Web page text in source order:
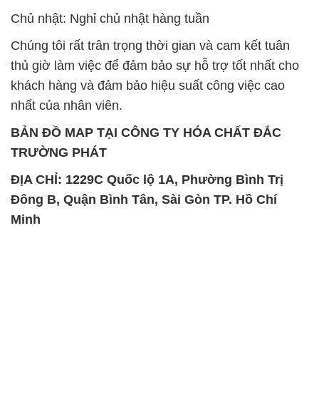
Chủ nhật: Nghỉ chủ nhật hàng tuần
Chúng tôi rất trân trọng thời gian và cam kết tuân
thủ giờ làm việc để đảm bảo sự hỗ trợ tốt nhất cho
khách hàng và đảm bảo hiệu suất công việc cao
nhất của nhân viên.
BẢN ĐỒ MAP TẠI CÔNG TY HÓA CHẤT ĐẮC
TRƯỜNG PHÁT
ĐỊA CHỈ: 1229C Quốc lộ 1A, Phường Bình Trị
Đông B, Quận Bình Tân, Sài Gòn TP. Hồ Chí
Minh